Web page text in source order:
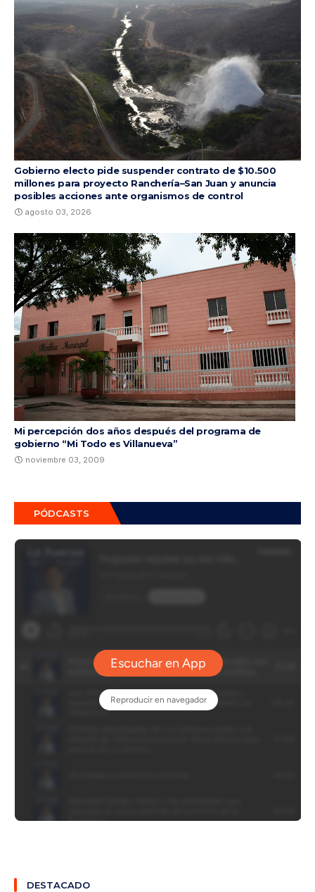
Gobierno electo pide suspender contrato de $10.500
millones para proyecto Ranchería–San Juan y anuncia
posibles acciones ante organismos de control
agosto 03, 2026
Mi percepción dos años después del programa de
gobierno “Mi Todo es Villanueva”
noviembre 03, 2009
PÓDCASTS
DESTACADO